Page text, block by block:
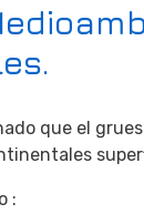
que el
: